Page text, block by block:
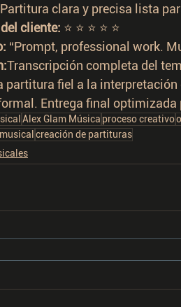
Partitura clara y precisa lista
cliente: ⭐ ⭐ ⭐ ⭐ ⭐
“Prompt, professional work.
Transcripción completa del
partitura fiel a la
Entrega final
Alex Glam Música proceso creativo
creación de partituras